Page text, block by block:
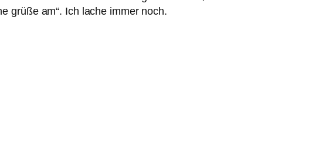
grüße am“. Ich lache immer noch.